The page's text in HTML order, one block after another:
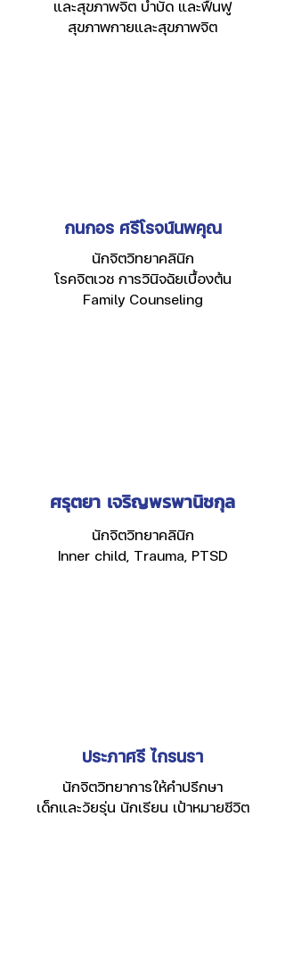
และสุขภาพจิต บำบัด และฟื้นฟู
สุขภาพกายและสุขภาพจิต
กนกอร ศรีโรจน์นพคุณ
นักจิตวิทยาคลินิก
โรคจิตเวช การวินิจฉัยเบื้องต้น
Family Counseling
ศรุตยา เจริญพรพานิชกุล
นักจิตวิทยาคลินิก
Inner child, Trauma, PTSD
ประภาศรี ไกรนรา
นักจิตวิทยาการให้คำปรึกษา
เด็กและวัยรุ่น นักเรียน เป้าหมายชีวิต